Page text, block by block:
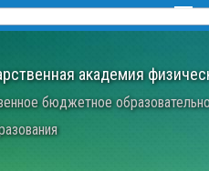
академия
бюджетное